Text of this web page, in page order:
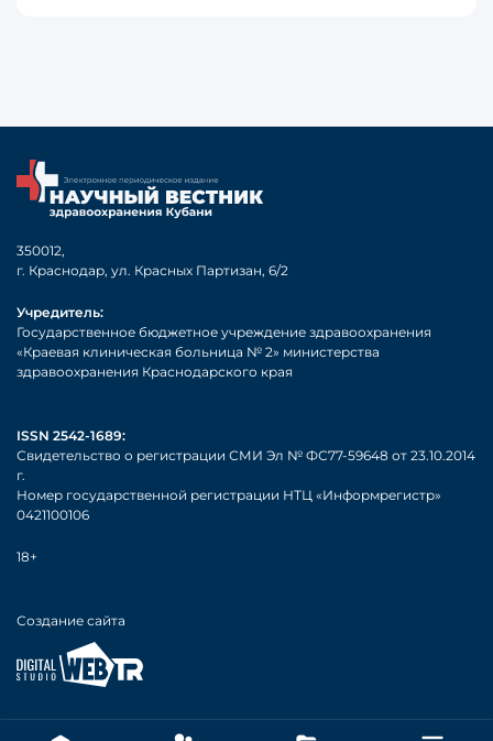
350012,
г. Краснодар, ул. Красных Партизан, 6/2
Учредитель:
Государственное бюджетное учреждение здравоохранения
«Краевая клиническая больница № 2» министерства
здравоохранения Краснодарского края
ISSN 2542-1689:
Свидетельство о регистрации СМИ Эл № ФС77-59648 от 23.10.2014
г.
Номер государственной регистрации НТЦ «Информрегистр»
0421100106
18+
Создание сайта